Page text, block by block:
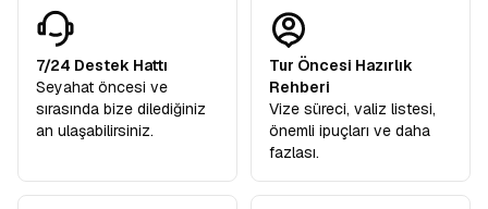
7/24 Destek Hattı
Seyahat öncesi ve
sırasında bize dilediğiniz
an ulaşabilirsiniz.
Tur Öncesi Hazırlık
Rehberi
Vize süreci, valiz listesi,
önemli ipuçları ve daha
fazlası.